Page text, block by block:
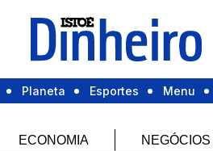
Planeta Esportes Menu
ECONOMIA NEGÓCIOS